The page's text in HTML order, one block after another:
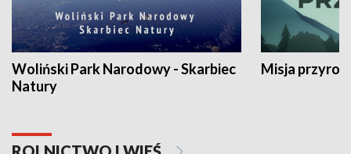
Woliński Park Narodowy - Skarbiec
Natury
Misja